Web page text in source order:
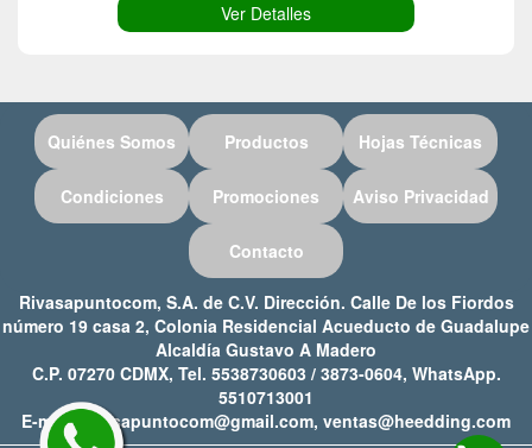
Ver Detalles
Quiénes Somos Productos Hojas Técnicas
Condiciones Promociones Aviso Privacidad
Contacto
Rivasapuntocom, S.A. de C.V. Dirección. Calle De los Fiordos
número 19 casa 2, Colonia Residencial Acueducto de Guadalupe
Alcaldía Gustavo A Madero
C.P. 07270 CDMX, Tel. 5538730603 / 3873-0604, WhatsApp.
5510713001
E-mail: rivasapuntocom@gmail.com, ventas@heedding.com